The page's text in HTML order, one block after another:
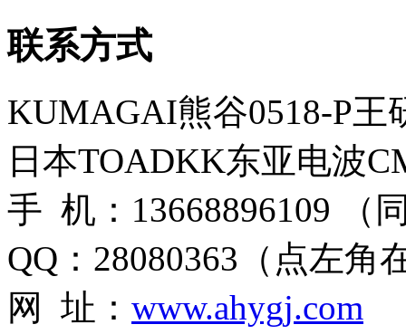
联系方式
KUMAGAI熊谷0518-P王
日本TOADKK东亚电波
手 机：13668896109 （
QQ：28080363（点左角
网 址： www.ahygj.com